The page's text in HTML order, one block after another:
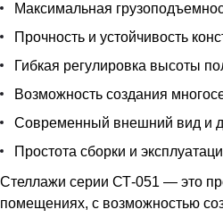
Максимальная
Прочность и устойчивость
Гибкая регулировка высоты
Возможность создания
Современный внешний вид и
Простота сборки и
Стеллажи серии СТ-051 — это
помещениях, с возможностью